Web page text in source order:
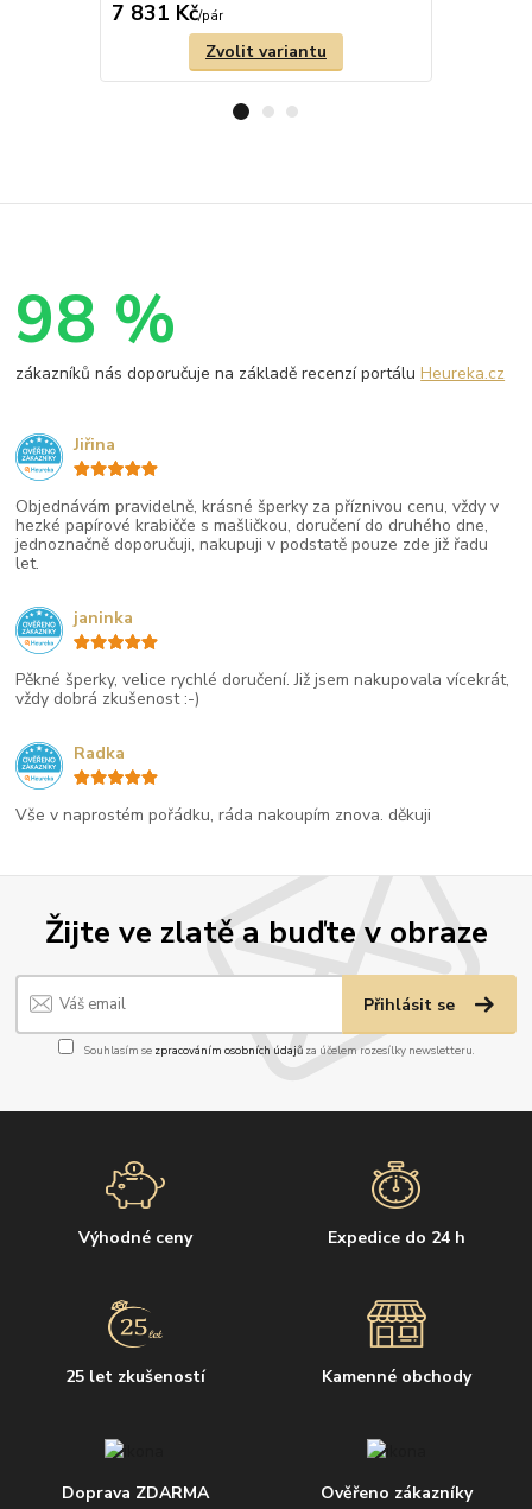
7 831 Kč/pár
Zvolit variantu
Žijte ve zlatě a buďte v obraze
Přihlásit se
Souhlasím se zpracováním osobních údajůza účelem rozesílky newsletteru.
Výhodné ceny Expedice do 24 h
25 let zkušeností Kamenné obchody
Doprava ZDARMA
Ověřeno zákazníky
98 %
zákazníků nás doporučuje na základě recenzí portáluHeureka.cz
Objednávám pravidelně, krásné šperky za příznivou cenu, vždy v
hezké papírové krabičče s mašličkou, doručení do druhého dne,
jednoznačně doporučuji, nakupuji v podstatě pouze zde již řadu
let.
Jiřina
Pěkné šperky, velice rychlé doručení. Již jsem nakupovala vícekrát,
vždy dobrá zkušenost :-)
janinka
Vše v naprostém pořádku, ráda nakoupím znova. děkuji
Radka